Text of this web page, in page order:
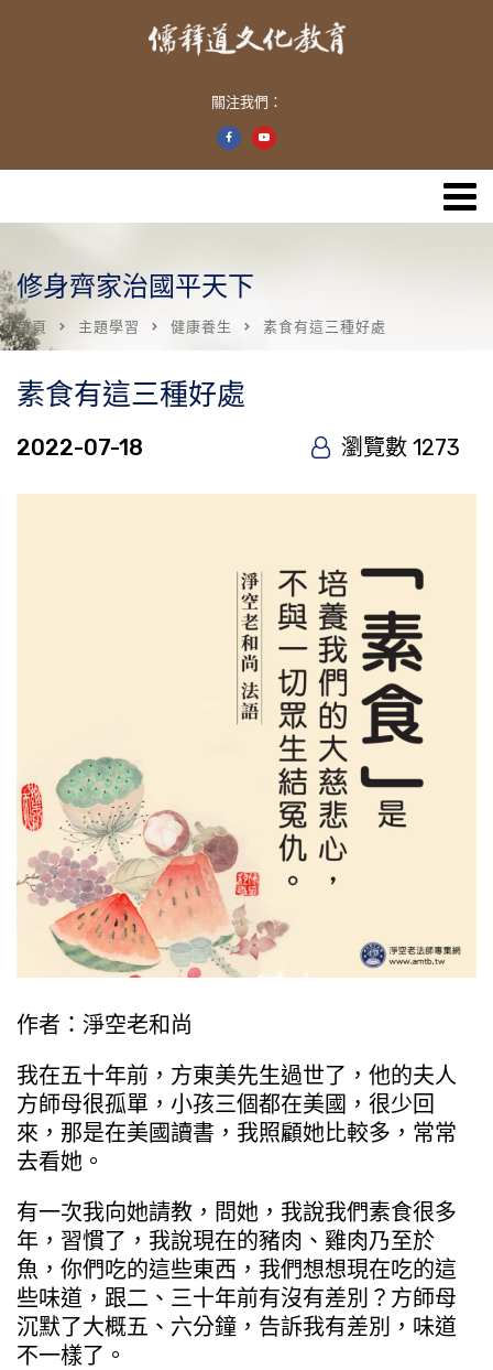
關注我們：
修身齊家治國平天下
首頁 主題學習 健康養生 素食有這三種好處
素食有這三種好處
2022-07-18 瀏覽數 1273
作者：淨空老和尚
我在五十年前，方東美先生過世了，他的夫人
方師母很孤單，小孩三個都在美國，很少回
來，那是在美國讀書，我照顧她比較多，常常
去看她。
有一次我向她請教，問她，我說我們素食很多
年，習慣了，我說現在的豬肉、雞肉乃至於
魚，你們吃的這些東西，我們想想現在吃的這
些味道，跟二、三十年前有沒有差別？方師母
沉默了大概五、六分鐘，告訴我有差別，味道
不一樣了。